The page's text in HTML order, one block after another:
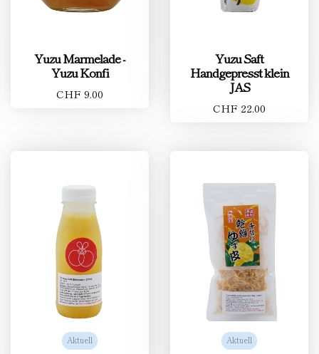
Yuzu Marmelade -
Yuzu Konfi
CHF 9.00
Yuzu Saft
Handgepresst klein
JAS
CHF 22.00
Aktuell Aktuell